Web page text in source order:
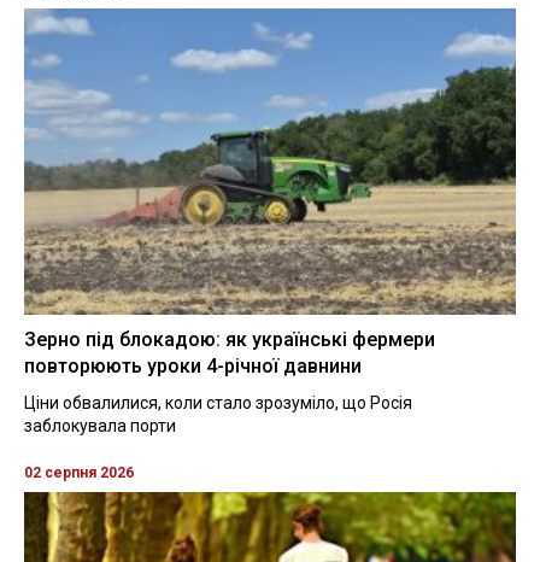
Зерно під блокадою: як українські фермери
повторюють уроки 4-річної давнини
Ціни обвалилися, коли стало зрозуміло, що Росія
заблокувала порти
02 серпня 2026